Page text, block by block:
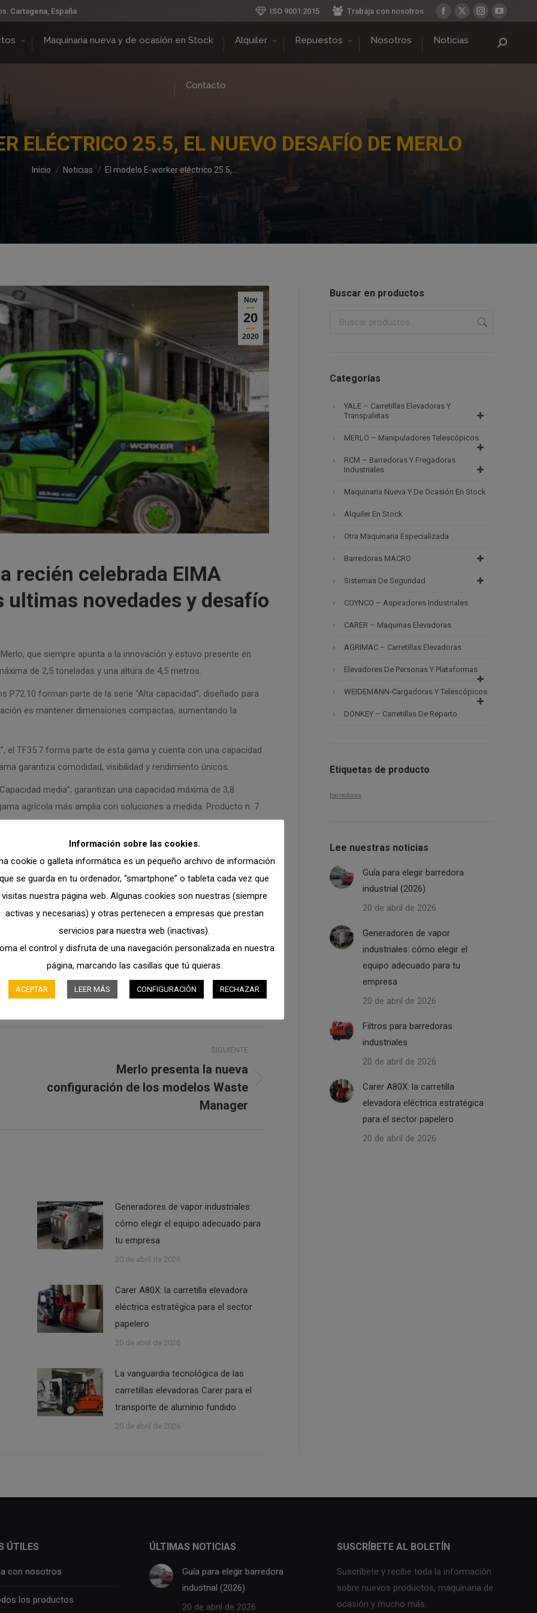
Cartagena, España ISO 9001:2015 Trabaja con nosotros
Facebook
in
X
in
Instagram
opens
in
opens
in
Maquinaria nueva y de ocasión en Stock Alquiler Repuestos Nosotros Noticias
Contacto
Buscar:
ELÉCTRICO 25.5, EL NUEVO DESAFÍO DE MERLO
Estás aquí:
Inicio Noticias El modelo E-worker eléctrico 25.5,…
Nov
20
2020
recién celebrada EIMA
ultimas novedades y desafío
que siempre apunta a la innovación y estuvo presente en
de 2,5 toneladas y una altura de 4,5 metros.
forman parte de la serie “Alta capacidad”; diseñado para
es mantener dimensiones compactas, aumentando la
el TF35.7 forma parte de esta gama y cuenta con una capacidad
garantiza comodidad, visibilidad y rendimiento únicos.
media”; garantizan una capacidad máxima de 3,8
agrícola más amplia con soluciones a medida. Producto n. 7
Garantiza la maniobrabilidad también en espacios reducidos;
de colocación de 6 metros.
las características de un manipulador telescópico agrícola
elevación de 3,4 toneladas levantadas hasta 6,8 metros.
una capacidad máxima de 3,0 toneladas y una altura de 8,6
todas las necesidades operativas.
20 de noviembre de 2020
Merlo nueva máquina
SIGUIENTE
Publicación
Merlo presenta la nueva
configuración de los modelos Waste
Manager
Generadores de vapor industriales:
cómo elegir el equipo adecuado para
tu empresa
20 de abril de 2026
Carer A80X: la carretilla elevadora
eléctrica estratégica para el sector
papelero
20 de abril de 2026
La vanguardia tecnológica de las
carretillas elevadoras Carer para el
transporte de aluminio fundido
20 de abril de 2026
Buscar en productos
Categorías
YALE – Carretillas Elevadoras Y
Transpaletas
MERLO – Manipuladores Telescópicos
RCM – Barredoras Y Fregadoras
Industriales
Maquinaria Nueva Y De Ocasión En Stock
Alquiler En Stock
Otra Maquinaria Especializada
Barredoras MACRO
Sistemas De Seguridad
COYNCO – Aspiradores Industriales
CARER – Maquinas Elevadoras
AGRIMAC – Carretillas Elevadoras
Elevadores De Personas Y Plataformas
WEIDEMANN-Cargadoras Y Telescópicos
DONKEY – Carretillas De Reparto
Etiquetas de producto
barredoras
Lee nuestras noticias
Guía para elegir barredora
industrial (2026)
20 de abril de 2026
Generadores de vapor
industriales: cómo elegir el
equipo adecuado para tu
empresa
20 de abril de 2026
Filtros para barredoras
industriales
20 de abril de 2026
Carer A80X: la carretilla
elevadora eléctrica estratégica
para el sector papelero
20 de abril de 2026
ÚTILES
con nosotros
los productos
ÚLTIMAS NOTICIAS
Guía para elegir barredora
industrial (2026)
20 de abril de 2026
SUSCRÍBETE AL BOLETÍN
Suscribete y recibe toda la información
sobre nuevos productos, maquinaria de
ocasión y mucho más.
Información sobre las cookies.
cookie o galleta informática es un pequeño archivo de información
que se guarda en tu ordenador, “smartphone” o tableta cada vez que
visitas nuestra página web. Algunas cookies son nuestras (siempre
activas y necesarias) y otras pertenecen a empresas que prestan
servicios para nuestra web (inactivas).
el control y disfruta de una navegación personalizada en nuestra
página, marcando las casillas que tú quieras.
ACEPTAR LEER MÁS CONFIGURACIÓN RECHAZAR